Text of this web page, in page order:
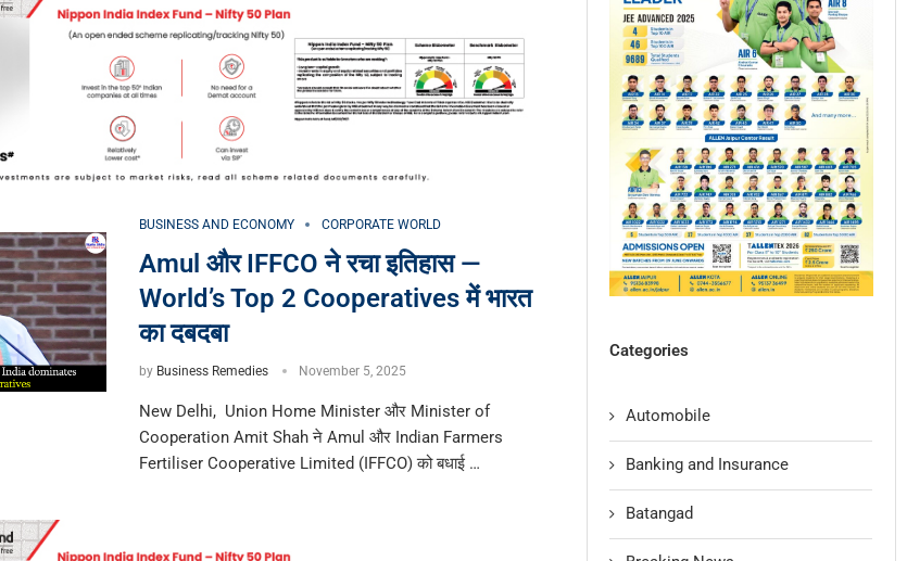
BUSINESS AND ECONOMY CORPORATE WORLD
Amul और IFFCO ने रचा इतिहास —
World’s Top 2 Cooperatives में भारत
का दबदबा
by Business Remedies November 5, 2025
New Delhi, Union Home Minister और Minister of
Cooperation Amit Shah ने Amul और Indian Farmers
Fertiliser Cooperative Limited (IFFCO) को बधाई …
Categories
Automobile
Banking and Insurance
Batangad